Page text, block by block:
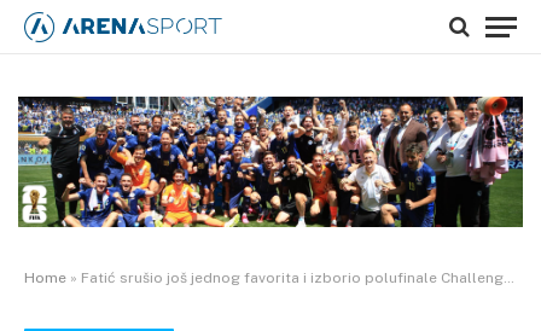
Home » Fatić srušio još jednog favorita i izborio polufinale Challengera u Perugiji